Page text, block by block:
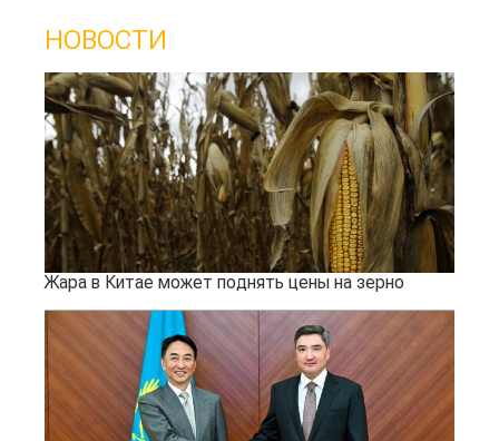
НОВОСТИ
Жара в Китае может поднять цены на зерно